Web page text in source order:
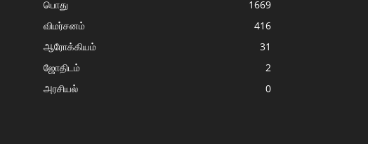
பொது
1669
விமர்சனம்
416
ஆரோக்கியம்
31
ஜோதிடம்
2
அரசியல்
0